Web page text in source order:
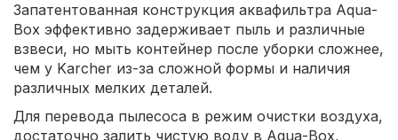
Запатентованная конструкция аквафильтра Aqua-
Box эффективно задерживает пыль и различные
взвеси, но мыть контейнер после уборки сложнее,
чем у Karcher из-за сложной формы и наличия
различных мелких деталей.
Для перевода пылесоса в режим очистки воздуха,
достаточно залить чистую воду в Aqua-Box,